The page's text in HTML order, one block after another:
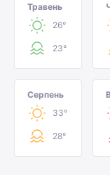
Травень
26°
23°
Серпень
33°
28°